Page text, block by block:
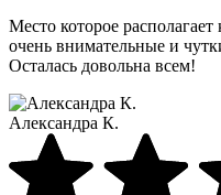
Место которое
очень внимательные и
Осталась довольна всем!
Александра К.